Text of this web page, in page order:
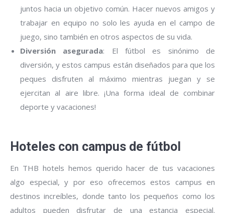
juntos hacia un objetivo común. Hacer nuevos amigos y
trabajar en equipo no solo les ayuda en el campo de
juego, sino también en otros aspectos de su vida.
Diversión asegurada: El fútbol es sinónimo de
diversión, y estos campus están diseñados para que los
peques disfruten al máximo mientras juegan y se
ejercitan al aire libre. ¡Una forma ideal de combinar
deporte y vacaciones!
Hoteles con campus de fútbol
En THB hotels hemos querido hacer de tus vacaciones
algo especial, y por eso ofrecemos estos campus en
destinos increíbles, donde tanto los pequeños como los
adultos pueden disfrutar de una estancia especial.